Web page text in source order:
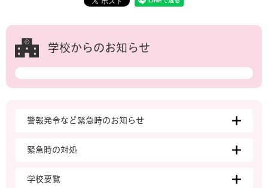
学校からのお知らせ
警報発令など緊急時のお知らせ
緊急時の対処
学校要覧